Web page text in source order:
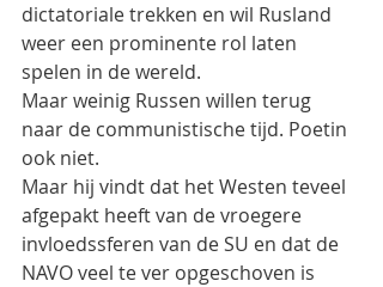
dictatoriale trekken en wil Rusland
weer een prominente rol laten
spelen in de wereld.
Maar weinig Russen willen terug
naar de communistische tijd. Poetin
ook niet.
Maar hij vindt dat het Westen teveel
afgepakt heeft van de vroegere
invloedssferen van de SU en dat de
NAVO veel te ver opgeschoven is